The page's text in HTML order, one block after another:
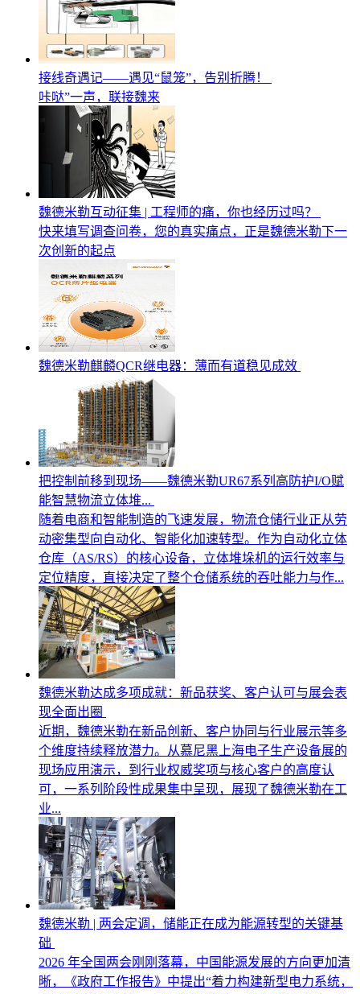
接线奇遇记——遇见“鼠笼”，告别折腾！
咔哒”一声，联接魏来
魏德米勒互动征集 | 工程师的痛，你也经历过吗？
快来填写调查问卷，您的真实痛点，正是魏德米勒下一
次创新的起点
魏德米勒麒麟QCR继电器：薄而有道稳见成效
把控制前移到现场——魏德米勒UR67系列高防护I/O赋
能智慧物流立体堆...
随着电商和智能制造的飞速发展，物流仓储行业正从劳
动密集型向自动化、智能化加速转型。作为自动化立体
仓库（AS/RS）的核心设备，立体堆垛机的运行效率与
定位精度，直接决定了整个仓储系统的吞吐能力与作...
魏德米勒达成多项成就：新品获奖、客户认可与展会表
现全面出圈
近期，魏德米勒在新品创新、客户协同与行业展示等多
个维度持续释放潜力。从慕尼黑上海电子生产设备展的
现场应用演示，到行业权威奖项与核心客户的高度认
可，一系列阶段性成果集中呈现，展现了魏德米勒在工
业...
魏德米勒 | 两会定调，储能正在成为能源转型的关键基
础
2026 年全国两会刚刚落幕，中国能源发展的方向更加清
晰，《政府工作报告》中提出“着力构建新型电力系统，